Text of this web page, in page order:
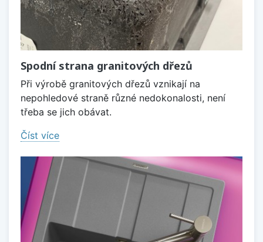
Spodní strana granitových dřezů
Při výrobě granitových dřezů vznikají na
nepohledové straně různé nedokonalosti, není
třeba se jich obávat.
Číst více